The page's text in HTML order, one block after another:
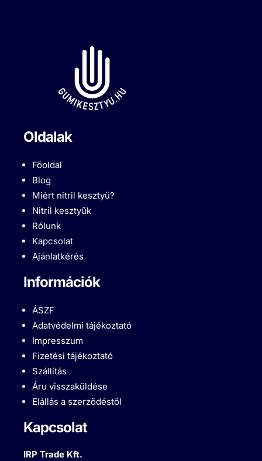
Oldalak
Főoldal
Blog
Miért nitril kesztyű?
Nitril kesztyűk
Rólunk
Kapcsolat
Ajánlatkérés
Információk
ÁSZF
Adatvédelmi tájékoztató
Impresszum
Fizetési tájékoztató
Szállítás
Áru visszaküldése
Elállás a szerződéstől
Kapcsolat
IRP Trade Kft.